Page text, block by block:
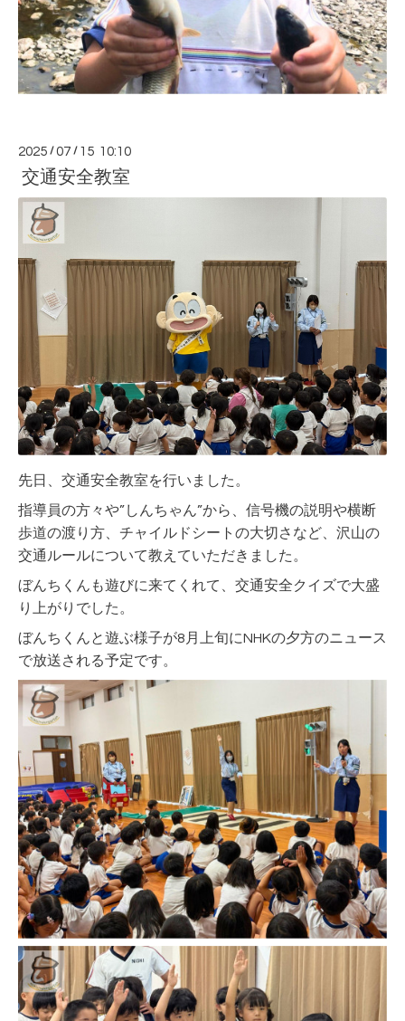
2025 /07 / 15 10:10
交通安全教室
先日、交通安全教室を行いました。
指導員の方々や”しんちゃん”から、信号機の説明や横断
歩道の渡り方、チャイルドシートの大切さなど、沢山の
交通ルールについて教えていただきました。
ぼんちくんも遊びに来てくれて、交通安全クイズで大盛
り上がりでした。
ぼんちくんと遊ぶ様子が8月上旬にNHKの夕方のニュース
で放送される予定です。